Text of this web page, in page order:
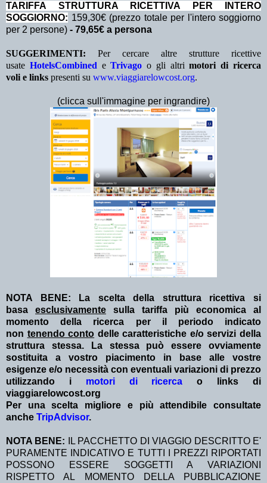
TA RIFFA STRUTTURA RICETTIVA PER INTERO
SOGGIORNO: 159,30€ (prezzo totale per l'intero soggiorno
per 2 persone) - 79,65€ a persona
SUGGERIMENTI: Per cercare altre strutture ricettive
usate HotelsCombined eTrivago o gli altrimotori di ricerca
voli e links presenti su www.viaggiarelowcost.org.
(clicca sull'immagine per ingrandire)
NOTA BENE: La scelta della struttura ricettiva si
basa esclusivamente sulla tariffa più economica al
momento della ricerca per il periodo indicato
non tenendo conto delle caratteristiche e/o servizi della
struttura stessa. La stessa può essere ovviamente
sostituita a vostro piacimento in base alle vostre
esigenze e/o necessità con eventuali variazioni di prezzo
utilizzando i motori di ricerca o links di
viaggiarelowcost.org
Per una scelta migliore e più attendibile consultate
anche TripAdvisor.
NOTA BENE:
IL PACCHETTO DI VIAGGIO DESCRITTO E'
PURAMENTE INDICATIVO E TUTTI I PREZZI RIPORTATI
POSSONO ESSERE SOGGETTI A VARIAZIONI
RISPETTO AL MOMENTO DELLA PUBBLICAZIONE